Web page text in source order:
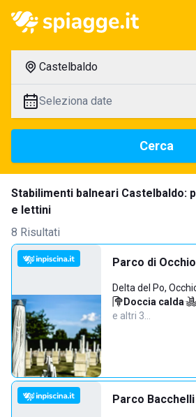
Castelbaldo
Seleziona date
Cerca
Stabilimenti balneari Castelbaldo:
e lettini
8 Risultati
Parco di
Delta del Po,
Doccia calda·
e altri 3…
Parco Bacchelli